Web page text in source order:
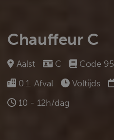
Chauffeur C
Aalst C Code 95
0.1. Afval
Voltijds
10 - 12h/dag